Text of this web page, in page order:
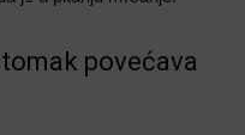
povećava